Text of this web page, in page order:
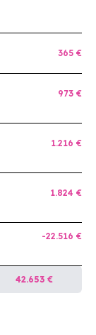
365 €
973 €
1.216 €
1.824 €
-22.516 €
42.653 €